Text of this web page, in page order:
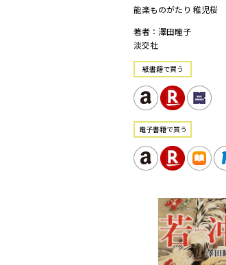
能楽ものがたり 稚児桜
著者：澤田瞳子
淡交社
紙書籍で買う
電⼦書籍で買う